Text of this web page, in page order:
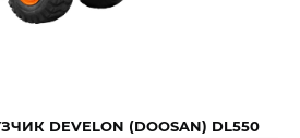
DEVELON (DOOSAN) DL550